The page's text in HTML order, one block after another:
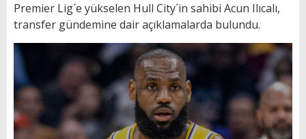
Premier Lig´e yükselen Hull City´in sahibi Acun Ilıcalı,
transfer gündemine dair açıklamalarda bulundu.